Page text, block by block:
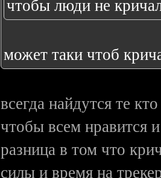
чтобы люди не
может таки чтоб
всегда найдутся те
чтобы всем нравится
разница в том что
силы и время на